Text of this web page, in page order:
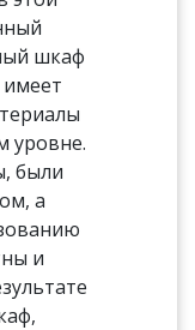
шкаф
уровне.
были
а
и